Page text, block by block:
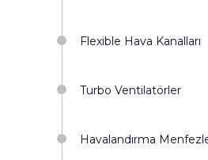
Flexible Hava Kanalları
Turbo Ventilatörler
Havalandırma